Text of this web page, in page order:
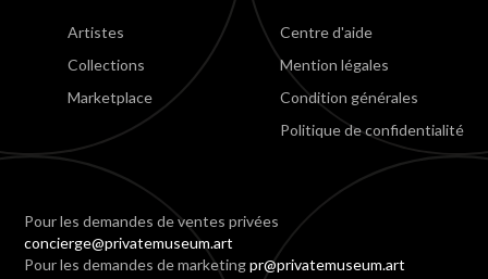
Artistes
Collections
Marketplace
Centre d'aide
Mention légales
Condition générales
Politique de confidentialité
Pour les demandes de ventes privées
concierge@privatemuseum.art
Pour les demandes de marketingpr@privatemuseum.art